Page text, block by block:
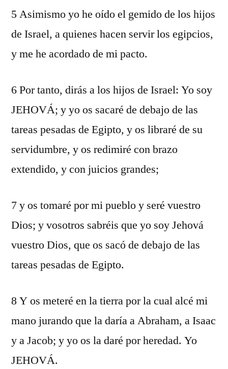
5 Asimismo yo he oído el gemido de los hijos
de Israel, a quienes hacen servir los egipcios,
y me he acordado de mi pacto.
6 Por tanto, dirás a los hijos de Israel: Yo soy
JEHOVÁ; y yo os sacaré de debajo de las
tareas pesadas de Egipto, y os libraré de su
servidumbre, y os redimiré con brazo
extendido, y con juicios grandes;
7 y os tomaré por mi pueblo y seré vuestro
Dios; y vosotros sabréis que yo soy Jehová
vuestro Dios, que os sacó de debajo de las
tareas pesadas de Egipto.
8 Y os meteré en la tierra por la cual alcé mi
mano jurando que la daría a Abraham, a Isaac
y a Jacob; y yo os la daré por heredad. Yo
JEHOVÁ.